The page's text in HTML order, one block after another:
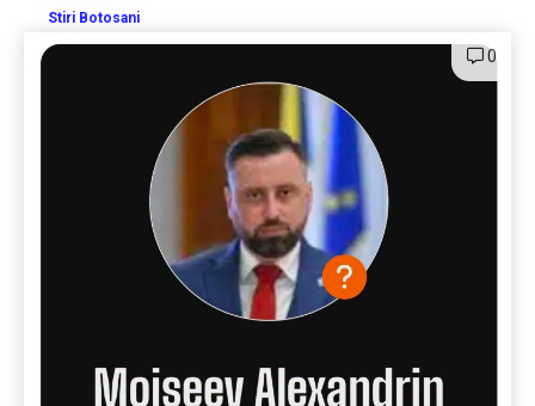
Stiri Botosani
0